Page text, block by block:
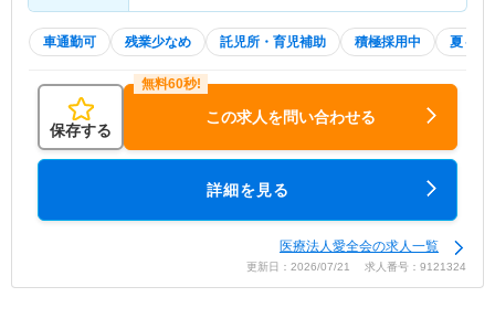
車通勤可 残業少なめ 託児所・育児補助 積極採用中 夏～秋
保存する
この求人を問い合わせる
詳細を見る
医療法人愛全会の求人一覧
更新日：2026/07/21 求人番号：9121324